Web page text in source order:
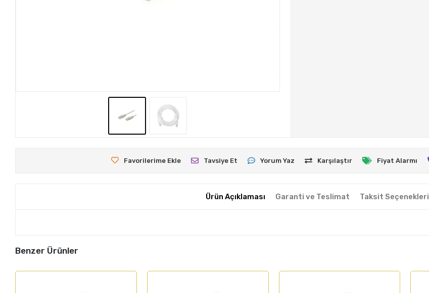
Favorilerime Ekle Tavsiye Et Yorum Yaz Karşılaştır Fiyat Alarmı
Ürün Açıklaması Garanti ve Teslimat Taksit Seçenekleri
Benzer Ürünler